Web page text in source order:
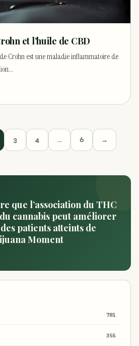
et l’huile de CBD
Crohn est une maladie inflammatoire de
3 4 … 6 →
que l’association du THC
cannabis peut améliorer
patients atteints de
Moment
781
355